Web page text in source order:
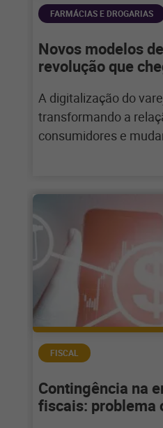
FARMÁCIAS E DROGARIAS
Novos modelos
revolução que
A digitalização do
transformando a
consumidores e
FISCAL
Contingência na
fiscais: problema